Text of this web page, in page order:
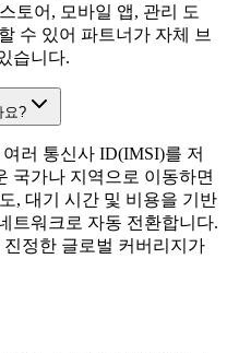
토어, 모바일 앱, 관리 도
수 있어 파트너가 자체 브
습니다.
요?
러 통신사 ID(IMSI)를 저
국가나 지역으로 이동하면
, 대기 시간 및 비용을 기반
트워크로 자동 전환합니다.
정한 글로벌 커버리지가